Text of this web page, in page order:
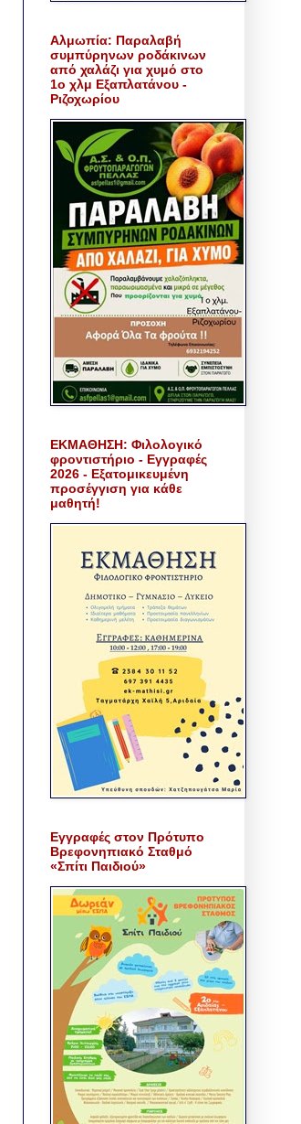
Αλμωπία: Παραλαβή
συμπύρηνων ροδάκινων
από χαλάζι για χυμό στο
1ο χλμ Εξαπλατάνου -
Ριζοχωρίου
ΕΚΜΑΘΗΣΗ: Φιλολογικό
φροντιστήριο - Εγγραφές
2026 - Εξατομικευμένη
προσέγγιση για κάθε
μαθητή!
Εγγραφές στον Πρότυπο
Βρεφονηπιακό Σταθμό
«Σπίτι Παιδιού»